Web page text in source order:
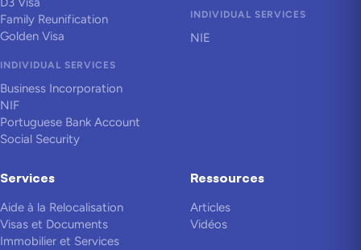
Family Reunification
Golden Visa
INDIVIDUAL SERVICES
Business Incorporation
NIF
Portuguese Bank Account
Social Security
INDIVIDUAL SERVICES
NIE
Services
Aide à la Relocalisation
Visas et Documents
Immobilier et Services
Ressources
Articles
Vidéos